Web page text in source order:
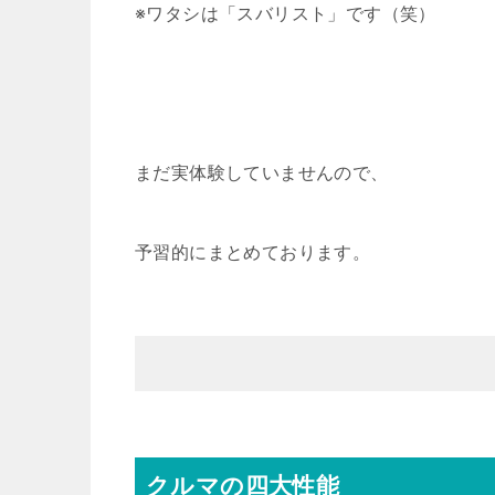
※ワタシは「スバリスト」です（笑）
まだ実体験していませんので、
予習的にまとめております。
クルマの四大性能